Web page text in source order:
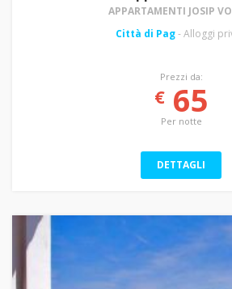
APPARTAMENTI JOSIP
Città di Pag- Alloggi
Prezzi da:
€65
Per notte
DETTAGLI